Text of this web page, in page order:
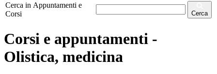
Cerca in Appuntamenti e
Corsi
Cerca
Corsi e appuntamenti -
Olistica, medicina